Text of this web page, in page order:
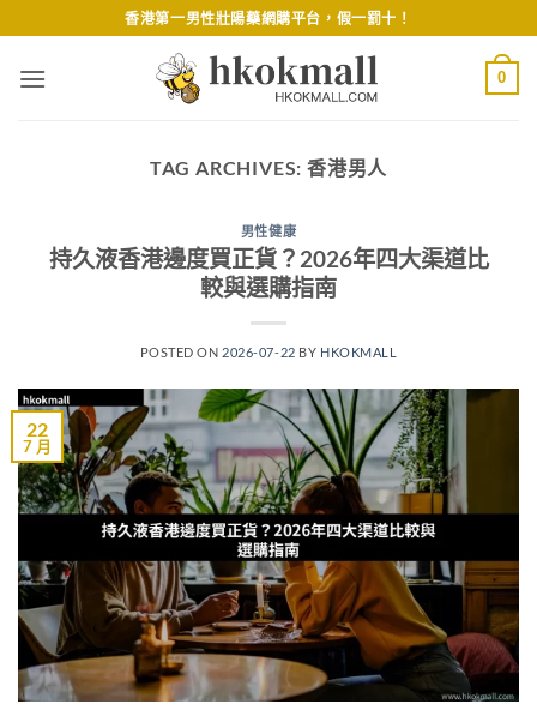
to
content
香港第一男性壯陽藥網購平台，假一罰十！
0
TAG ARCHIVES: 香港男人
男性健康
持久液香港邊度買正貨？2026年四大渠道比
較與選購指南
POSTED ON 2026-07-22 BY HKOKMALL
22
7 月